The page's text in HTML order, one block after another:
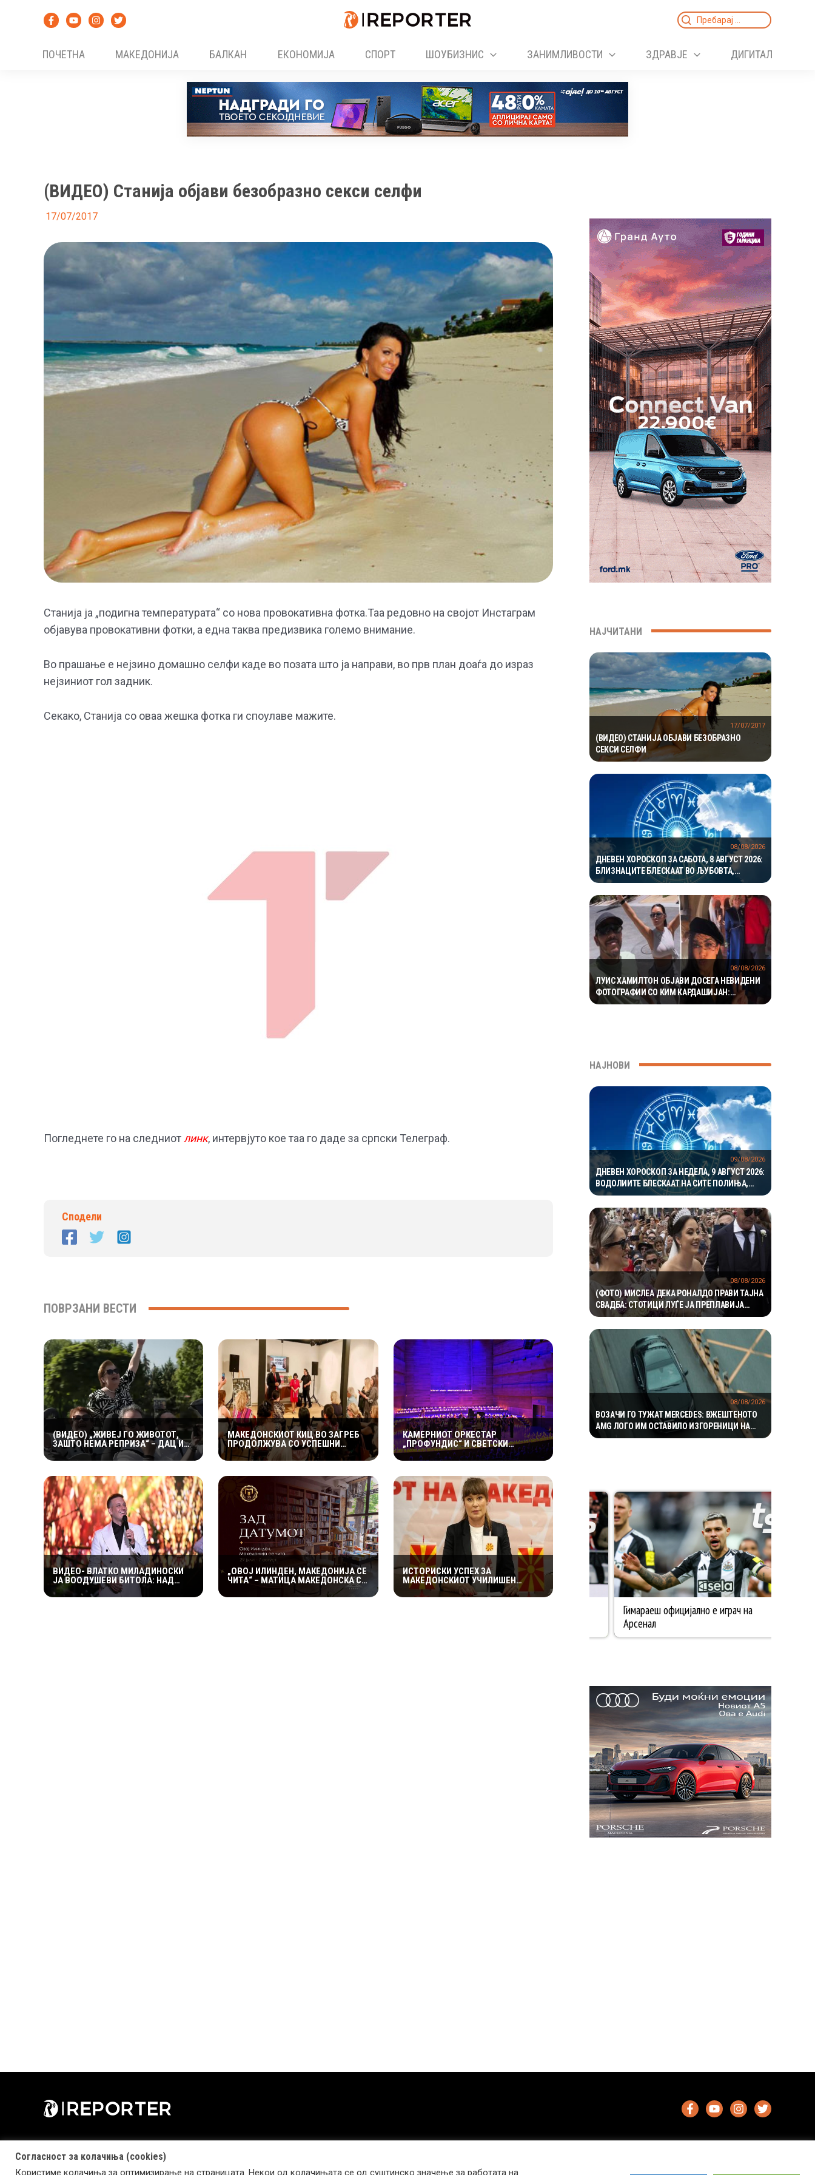
Search
ПОЧЕТНА
МАКЕДОНИЈА БАЛКАН ЕКОНОМИЈА СПОРТ ШОУБИЗНИС ЗАНИМЛИВОСТИ ЗДРАВЈЕ ДИГИТАЛ
(ВИДЕО) Станија објави безобразно секси селфи
17/07/2017
Станија ја „подигна температурата“ со нова провокативна фотка.Таа редовно на својот Инстаграм
објавува провокативни фотки, а една таква предизвика големо внимание.
Во прашање е нејзино домашно селфи каде во позата што ја направи, во прв план доаѓа до израз
нејзиниот гол задник.
Секако, Станија со оваа жешка фотка ги споулаве мажите.
Погледнете го на следниотлинк, интервјуто кое таа го даде за српски Телеграф.
Сподели
ПОВРЗАНИ ВЕСТИ
(ВИДЕО) „ЖИВЕЈ ГО ЖИВОТОТ,
ЗАШТО НЕМА РЕПРИЗА“ – ДАЦ И
АЛЕКСАНДАР СО МАРИЈАНА И
РОСАНА ЈА ПРЕТСТАВИЈА
МАКЕДОНСКИОТ КИЦ ВО ЗАГРЕБ
ПРОДОЛЖУВА СО УСПЕШНИ
КУЛТУРНИ НАСТАНИ – ГОЛЕМ
ИНТЕРЕС ЗА „ИСТОРИЈА НА
КАМЕРНИОТ ОРКЕСТАР
„ПРОФУНДИС“ И СВЕТСКИ
ПОЗНАТИОТ ВИОЛИНИСТ СТЕФАН
МИЛЕНКОВИЌ СО СПЕКТАКУЛАРЕН
„ОХРИДСКО ЛЕТО“
ВИДЕО- ВЛАТКО МИЛАДИНОСКИ
ЈА ВООДУШЕВИ БИТОЛА: НАД
2.500 ПОСЕТИТЕЛИ УЖИВАА ВО
СПЕКТАКЛОТ ВО ХЕРАКЛЕЈА
„ОВОЈ ИЛИНДЕН, МАКЕДОНИЈА СЕ
ЧИТА“ – МАТИЦА МАКЕДОНСКА СО
БОГАТА 10-ДНЕВНА КНИЖЕВНА
ПРОГРАМА
ИСТОРИСКИ УСПЕХ ЗА
МАКЕДОНСКИОТ УЧИЛИШЕН
СПОРТ: ЕЛЕНА МИЦКОВСКА
ИЗБРАНА ЗА ЧЛЕН ВО УПРАВНИОТ
НАЈЧИТАНИ
(ВИДЕО) СТАНИЈА ОБЈАВИ БЕЗОБРАЗНО
СЕКСИ СЕЛФИ
17/07/2017
ДНЕВЕН ХОРОСКОП ЗА САБОТА, 8 АВГУСТ 2026:
БЛИЗНАЦИТЕ БЛЕСКААТ ВО ЉУБОВТА,
РАКОВИТЕ ВО КАРИЕРАТА, А ВАГИТЕ ИМААТ
ОДЛИЧЕН ДЕН ЗА ХАРМОНИЈА
08/08/2026
ЛУИС ХАМИЛТОН ОБЈАВИ ДОСЕГА НЕВИДЕНИ
ФОТОГРАФИИ СО КИМ КАРДАШИЈАН:
РОМАНСАТА СТАНУВА СÈ ПОСЕРИОЗНА
08/08/2026
НАЈНОВИ
ДНЕВЕН ХОРОСКОП ЗА НЕДЕЛА, 9 АВГУСТ 2026:
ВОДОЛИИТЕ БЛЕСКААТ НА СИТЕ ПОЛИЊА,
ЈАРЦИТЕ ВО ЉУБОВТА, А БЛИЗНАЦИТЕ ВО
КАРИЕРАТА
09/08/2026
(ФОТО) МИСЛЕА ДЕКА РОНАЛДО ПРАВИ ТАЈНА
СВАДБА: СТОТИЦИ ЛУЃЕ ЈА ПРЕПЛАВИЈА
КАТЕДРАЛАТА, СЕСТРА МУ ОСТРО РЕАГИРАШЕ
08/08/2026
ВОЗАЧИ ГО ТУЖАТ MERCEDES: ВЖЕШТЕНОТО
AMG ЛОГО ИМ ОСТАВИЛО ИЗГОРЕНИЦИ НА
ГРБОТ
08/08/2026
Согласност за колачиња (cookies)
Користиме колачиња за оптимизирање на страницата. Некои од колачињата се од суштинско значење за работата на